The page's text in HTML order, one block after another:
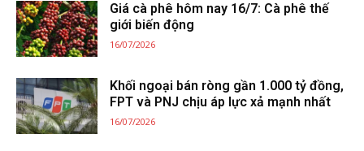
Giá cà phê hôm nay 16/7: Cà phê thế
giới biến động
16/07/2026
Khối ngoại bán ròng gần 1.000 tỷ đồng,
FPT và PNJ chịu áp lực xả mạnh nhất
16/07/2026